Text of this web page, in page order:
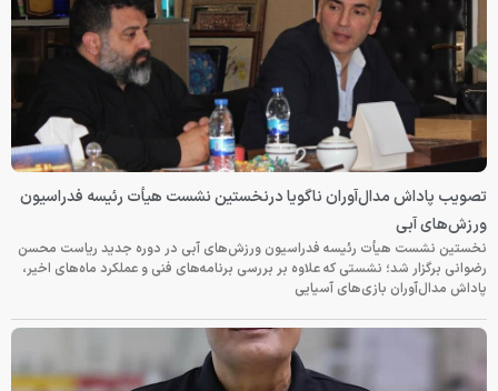
تصویب پاداش مدال‌آوران ناگویا درنخستین نشست هیأت رئیسه فدراسیون
ورزش‌های آبی
نخستین نشست هیأت رئیسه فدراسیون ورزش‌های آبی در دوره جدید ریاست محسن
رضوانی برگزار شد؛ نشستی که علاوه بر بررسی برنامه‌های فنی و عملکرد ماه‌های اخیر،
پاداش مدال‌آوران بازی‌های آسیایی